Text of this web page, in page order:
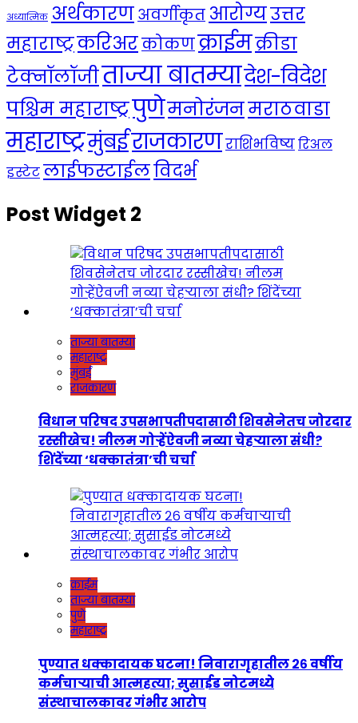
अध्यात्मिक अर्थकारणअवर्गीकृत आरोग्यउत्तर
महाराष्ट्रकरिअरकोकणक्राईमक्रीडा
टेक्नॉलॉजीताज्या बातम्यादेश-विदेश
पश्चिम महाराष्ट्रपुणेमनोरंजनमराठवाडा
महाराष्ट्रमुंबईराजकारणराशिभविष्यरिअल
इस्टेटलाईफस्टाईलविदर्भ
Post Widget 2
ताज्या बातम्या
महाराष्ट्र
मुंबई
राजकारण
विधान परिषद उपसभापतीपदासाठी शिवसेनेतच जोरदार
रस्सीखेच! नीलम गोऱ्हेंऐवजी नव्या चेहऱ्याला संधी?
शिंदेंच्या ‘धक्कातंत्रा’ची चर्चा
क्राईम
ताज्या बातम्या
पुणे
महाराष्ट्र
पुण्यात धक्कादायक घटना! निवारागृहातील २६ वर्षीय
कर्मचाऱ्याची आत्महत्या; सुसाईड नोटमध्ये
संस्थाचालकावर गंभीर आरोप